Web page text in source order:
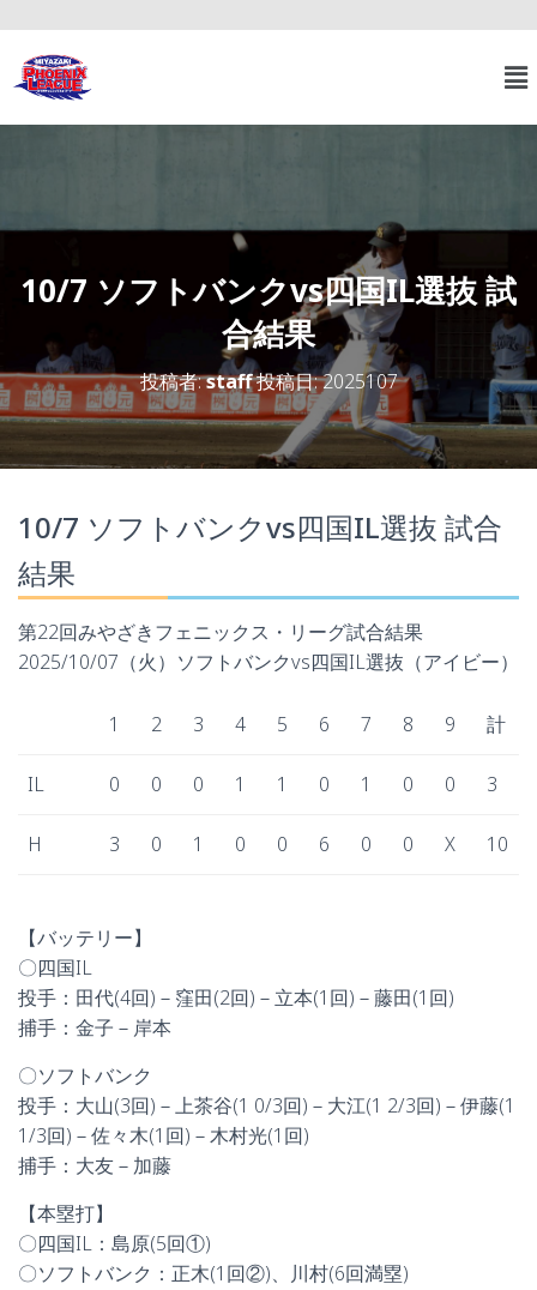
10/7 ソフトバンクvs四国IL選抜 試
合結果
投稿者:staff投稿日:2025107
10/7 ソフトバンクvs四国IL選抜 試合
結果
第22回みやざきフェニックス・リーグ試合結果
2025/10/07（火）ソフトバンクvs四国IL選抜（アイビー）
1 2 3 4 5 6 7 8 9 計
IL 0 0 0 1 1 0 1 0 0 3
H 3 0 1 0 0 6 0 0 X 10
【バッテリー】
〇四国IL
投手：田代(4回)－窪田(2回)－立本(1回)－藤田(1回)
捕手：金子－岸本
〇ソフトバンク
投手：大山(3回)－上茶谷(1 0/3回)－大江(1 2/3回)－伊藤(1
1/3回)－佐々木(1回)－木村光(1回)
捕手：大友－加藤
【本塁打】
〇四国IL：島原(5回①)
〇ソフトバンク：正木(1回②)、川村(6回満塁)